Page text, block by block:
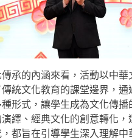
的內涵來看，活動以中華
統文化教育的課堂邊界，通
形式，讓學生成為文化傳播
繹、經典文化的創意轉化，
都旨在引導學生深入理解中